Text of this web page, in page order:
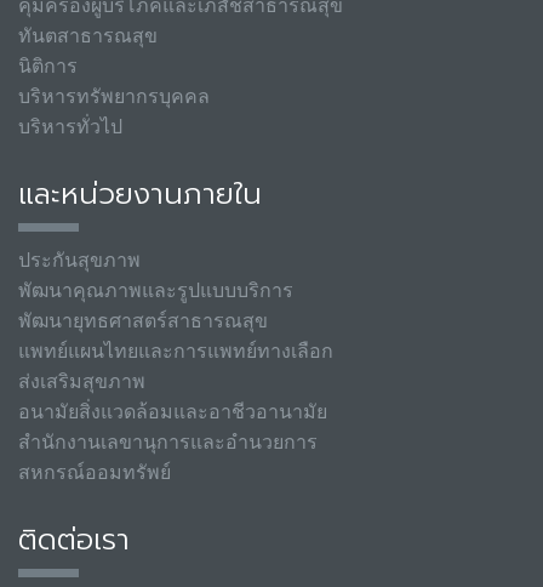
ทันตสาธารณสุข
นิติการ
บริหารทรัพยากรบุคคล
บริหารทั่วไป
และหน่วยงานภายใน
ประกันสุขภาพ
พัฒนาคุณภาพและรูปแบบบริการ
พัฒนายุทธศาสตร์สาธารณสุข
แพทย์แผนไทยและการแพทย์ทางเลือก
ส่งเสริมสุขภาพ
อนามัยสิ่งแวดล้อมและอาชีวอานามัย
สำนักงานเลขานุการและอำนวยการ
สหกรณ์ออมทรัพย์
ติดต่อเรา